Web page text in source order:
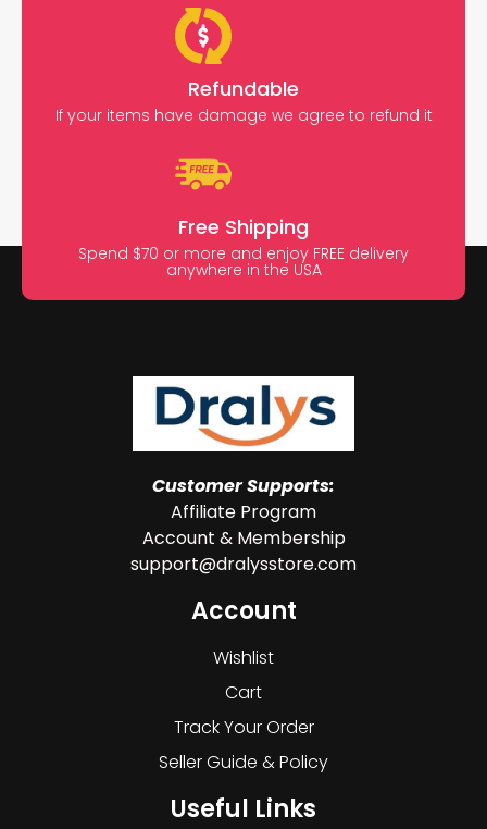
Refundable
If your items have damage we agree to refund it
Free Shipping
Spend $70 or more and enjoy FREE delivery
anywhere in the USA
Customer Supports:
Affiliate Program
Account & Membership
support@dralysstore.com
Account
Wishlist
Cart
Track Your Order
Seller Guide & Policy
Useful Links